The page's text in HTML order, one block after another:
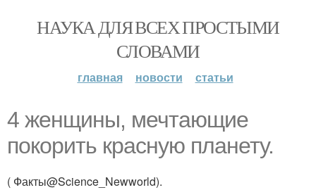
НАУКА ДЛЯ ВСЕХ ПРОСТЫМИ
СЛОВАМИ
главная новости статьи
4 женщины, мечтающие
покорить красную планету.
( Факты@Science_Newworld).